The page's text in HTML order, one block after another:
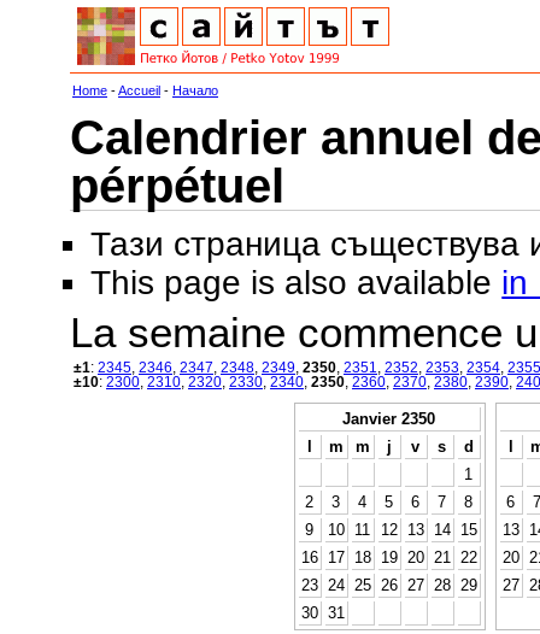
Home -Accueil - Начало
Calendrier annuel
pérpétuel
Тази страница съществува
This page is also available in
La semaine commence
±1: 2345 2346 2347 2348 2349 2350 2351 2352 2353 2354 2355
±10: 2300 2310 2320 2330 2340 2350 2360 2370 2380 2390
Janvier 2350
l
m m j v s
d
1
2
3 4 5 6 7
8
9
10 11 12 13 14
15
16
17 18 19 20 21
22
23
24 25 26 27 28
29
30 31
l
6
7
13
20
27